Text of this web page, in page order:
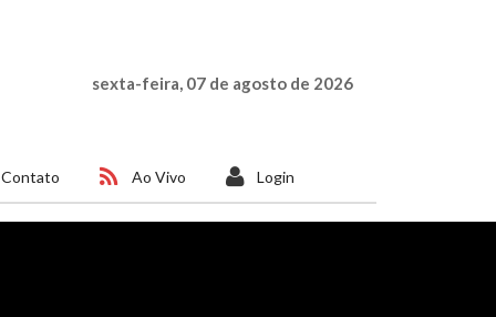
sexta-feira, 07 de agosto de 2026
Contato Ao Vivo Login